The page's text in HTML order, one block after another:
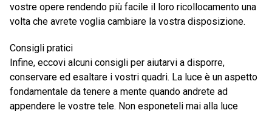
vostre opere rendendo più facile il loro ricollocamento una
volta che avrete voglia cambiare la vostra disposizione.
Consigli pratici
Infine, eccovi alcuni consigli per aiutarvi a disporre,
conservare ed esaltare i vostri quadri. La luce è un aspetto
fondamentale da tenere a mente quando andrete ad
appendere le vostre tele. Non esponeteli mai alla luce